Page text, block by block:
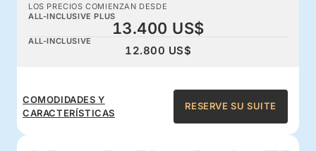
LOS PRECIOS COMIENZAN DESDE
ALL-INCLUSIVE PLUS
13.400 US$
ALL-INCLUSIVE
12.800 US$
COMODIDADES Y
CARACTERÍSTICAS
RESERVE SU SUITE